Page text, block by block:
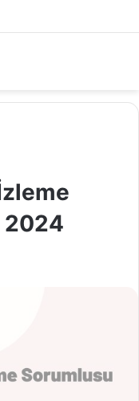
2024